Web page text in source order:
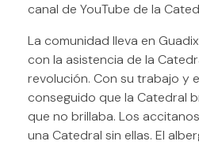
canal de YouTube de la
La comunidad lleva en
con la asistencia de la
revolución. Con su trabajo y
conseguido que la Catedral
que no brillaba. Los
una Catedral sin ellas. El